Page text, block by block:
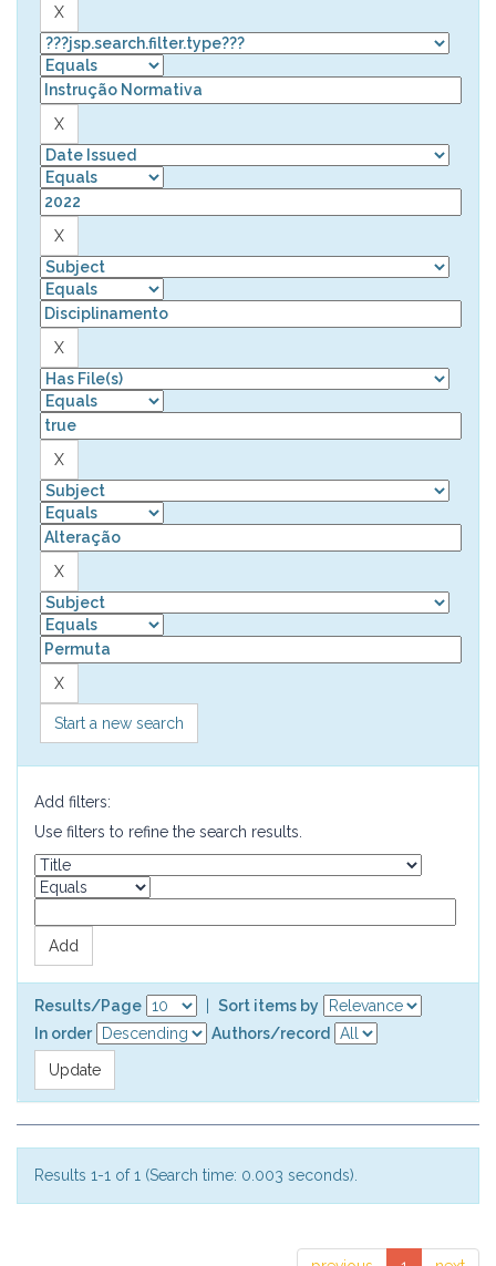
Start a new search
Add filters:
Use filters to refine the search results.
Results/Page
Sort items by
In order
Authors/record
Results 1-1 of 1 (Search time: 0.003 seconds).